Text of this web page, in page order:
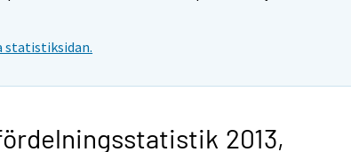
statistiksidan.
2013,